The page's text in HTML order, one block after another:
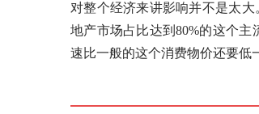
对整个经济来讲影响并不是太
地产市场占比达到80%的这个
速比一般的这个消费物价还要低